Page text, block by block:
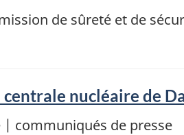
de sûreté et de
nucléaire de
| communiqués de presse